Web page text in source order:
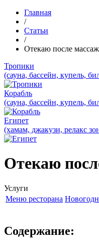
Главная
/
Статьи
/
Отекаю после
Тропики
(сауна, бассейн, купель,
Корабль
(сауна, бассейн, купель,
Египет
(хамам, джакузи, релакс
Отекаю
Услуги
Меню ресторана
Содержание: